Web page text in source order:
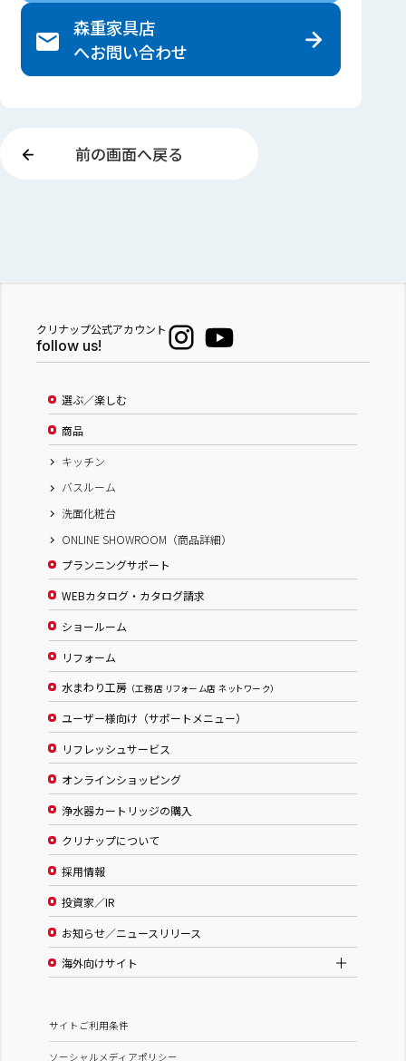
森重家具店
へお問い合わせ
前の画面へ戻る
クリナップ公式アカウント
follow us!
選ぶ／楽しむ
商品
キッチン
バスルーム
洗面化粧台
ONLINE SHOWROOM（商品詳細）
プランニングサポート
WEBカタログ・カタログ請求
ショールーム
リフォーム
水まわり工房 （工務店 リフォーム店 ネットワーク）
ユーザー様向け（サポートメニュー）
リフレッシュサービス
オンラインショッピング
浄水器カートリッジの購入
クリナップについて
採用情報
投資家／IR
お知らせ／ニュースリリース
海外向けサイト
サイトご利用条件
ソーシャルメディアポリシー